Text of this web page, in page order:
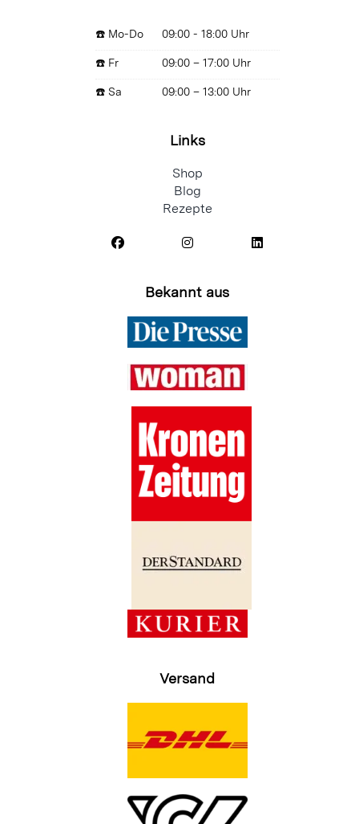
☎️ Mo-Do 09:00 - 18:00 Uhr
☎️ Fr 09:00 – 17:00 Uhr
☎️ Sa 09:00 – 13:00 Uhr
Links
Shop
Blog
Rezepte
Bekannt aus
Versand